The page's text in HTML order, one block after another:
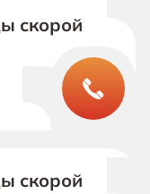
скорой
скорой